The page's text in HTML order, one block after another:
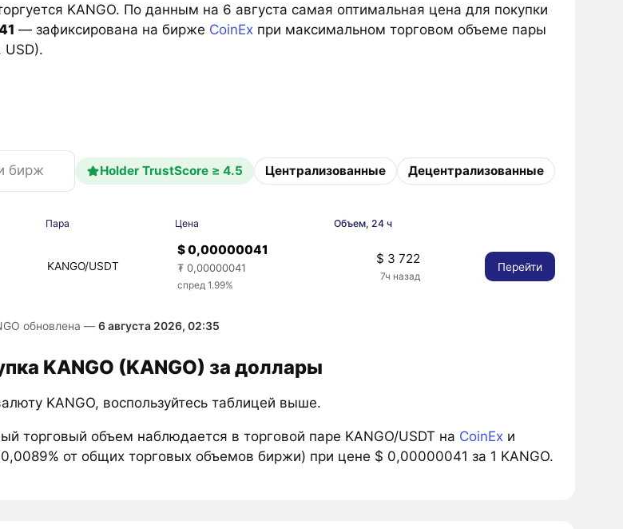
KANGO. По данным на 6 августа самая оптимальная цена для покупки
— зафиксирована на бирже CoinEx при максимальном торговом объеме пары
USD).
Holder TrustScore ≥ 4.5 Централизованные Децентрализованные
Пара Цена Объем, 24 ч
KANGO/USDT
$ 0,00000041
₮ 0,00000041
спред 1.99%
$ 3 722
7ч назад
Перейти
обновлена — 6 августа 2026, 02:35
KANGO (KANGO) за доллары
KANGO, воспользуйтесь таблицей выше.
торговый объем наблюдается в торговой паре KANGO/USDT на CoinEx и
от общих торговых объемов биржи) при цене $ 0,00000041 за 1 KANGO.